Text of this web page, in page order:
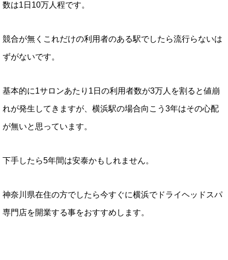
数は1日10万人程です。
競合が無くこれだけの利用者のある駅でしたら流行らないは
ずがないです。
基本的に1サロンあたり1日の利用者数が3万人を割ると値崩
れが発生してきますが、横浜駅の場合向こう3年はその心配
が無いと思っています。
下手したら5年間は安泰かもしれません。
神奈川県在住の方でしたら今すぐに横浜でドライヘッドスパ
専門店を開業する事をおすすめします。